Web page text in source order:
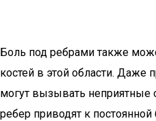
Боль под ребрами также
костей в этой области. Даже
могут вызывать
ребер приводят к